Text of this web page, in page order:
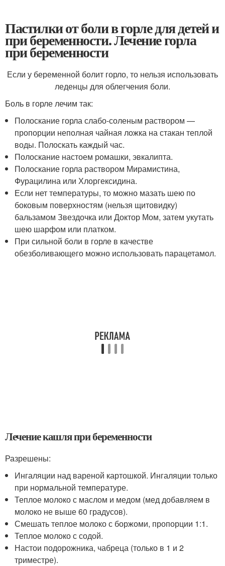
Пастилки от боли в горле для детей и
при беременности. Лечение горла
при беременности
Если у беременной болит горло, то нельзя использовать
леденцы для облегчения боли.
Боль в горле лечим так:
Полоскание горла слабо-соленым раствором —
пропорции неполная чайная ложка на стакан теплой
воды. Полоскать каждый час.
Полоскание настоем ромашки, эвкалипта.
Полоскание горла раствором Мирамистина,
Фурацилина или Хлоргексидина.
Если нет температуры, то можно мазать шею по
боковым поверхностям (нельзя щитовидку)
бальзамом Звездочка или Доктор Мом, затем укутать
шею шарфом или платком.
При сильной боли в горле в качестве
обезболивающего можно использовать парацетамол.
Лечение кашля при беременности
Разрешены:
Ингаляции над вареной картошкой. Ингаляции только
при нормальной температуре.
Теплое молоко с маслом и медом (мед добавляем в
молоко не выше 60 градусов).
Смешать теплое молоко с боржоми, пропорции 1:1.
Теплое молоко с содой.
Настои подорожника, чабреца (только в 1 и 2
триместре).